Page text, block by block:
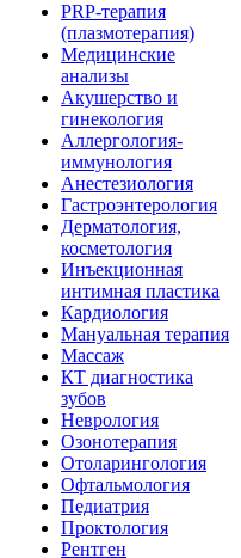
PRP-терапия
(плазмотерапия)
Медицинские
анализы
Акушерство и
гинекология
Аллергология-
иммунология
Анестезиология
Гастроэнтерология
Дерматология,
косметология
Инъекционная
интимная пластика
Кардиология
Мануальная терапия
Массаж
КТ диагностика
зубов
Неврология
Озонотерапия
Отоларингология
Офтальмология
Педиатрия
Проктология
Рентген